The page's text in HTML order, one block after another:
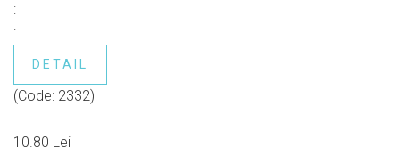
:
:
DETAIL
(Code: 2332)
10.80 Lei